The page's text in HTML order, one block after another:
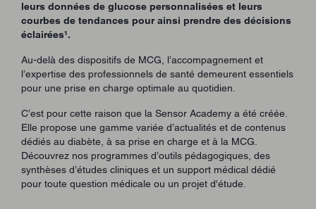
leurs données de glucose personnalisées et leurs
courbes de tendances pour ainsi prendre des décisions
éclairées¹.
Au-delà des dispositifs de MCG, l’accompagnement et
l’expertise des professionnels de santé demeurent essentiels
pour une prise en charge optimale au quotidien.
C’est pour cette raison que la Sensor Academy a été créée.
Elle propose une gamme variée d’actualités et de contenus
dédiés au diabète, à sa prise en charge et à la MCG.
Découvrez nos programmes d’outils pédagogiques, des
synthèses d’études cliniques et un support médical dédié
pour toute question médicale ou un projet d'étude.